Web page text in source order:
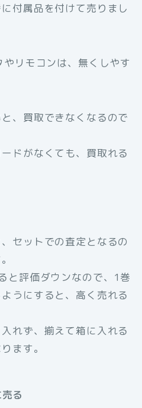
付属品を付けて売りまし
リモコンは、無くしやす
、買取できなくなるので
ドがなくても、買取れる
セットでの査定となるの
と評価ダウンなので、1巻
うにすると、高く売れる
れず、揃えて箱に入れる
ます。
る